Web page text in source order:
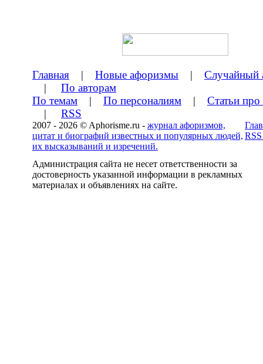
Главная | Новые афоризмы | Случайный
| По авторам
По темам | По персоналиям | Статьи
| RSS
2007 - 2026 © Aphorisme.ru - журнал афоризмов,
цитат и биографий известных и популярных людей,
их высказываний и изречений.
Администрация сайта не несет ответственности за
достоверность указанной информации в рекламных
материалах и объявлениях на сайте.